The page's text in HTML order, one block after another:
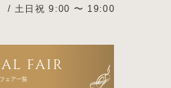
/ 土日祝 9:00 〜 19:00
FAIR
フェア一覧